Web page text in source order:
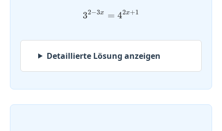
3^{2-3x} = 4^{2x+1}
32−3x = 42x+1
Detaillierte Lösung anzeigen